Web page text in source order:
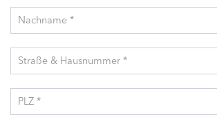
Nachname *
Straße & Hausnummer *
PLZ *